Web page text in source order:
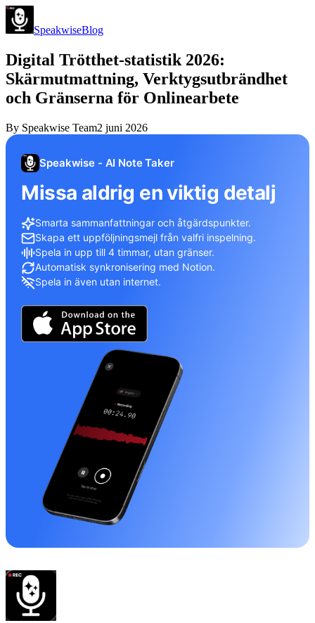
SpeakwiseBlog
Digital Trötthet-statistik 2026:
Skärmutmattning, Verktygsutbrändhet
och Gränserna för Onlinearbete
By Speakwise Team2 juni 2026
Speakwise - AI Note Taker
Missa aldrig en viktig detalj
Smarta sammanfattningar och åtgärdspunkter.
Skapa ett uppföljningsmejl från valfri inspelning.
Spela in upp till 4 timmar, utan gränser.
Automatisk synkronisering med Notion.
Spela in även utan internet.